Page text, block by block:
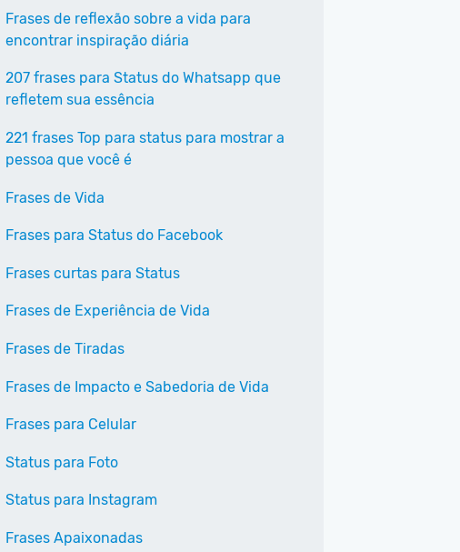
Frases de reflexão sobre a vida para
encontrar inspiração diária
207 frases para Status do Whatsapp que
refletem sua essência
221 frases Top para status para mostrar a
pessoa que você é
Frases de Vida
Frases para Status do Facebook
Frases curtas para Status
Frases de Experiência de Vida
Frases de Tiradas
Frases de Impacto e Sabedoria de Vida
Frases para Celular
Status para Foto
Status para Instagram
Frases Apaixonadas